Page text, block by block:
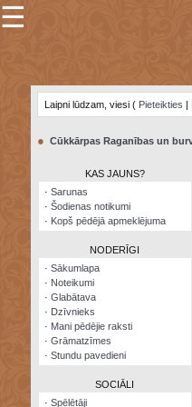
×
Šodienas
Visatcera
almanahs
☰
Laipni lūdzam, viesi ( Pieteikties |
● Cūkkārpas Raganības un
KAS JAUNS?
· Sarunas
· Šodienas notikumi
· Kopš pēdējā apmeklējuma
NODERĪGI
· Sākumlapa
· Noteikumi
· Glabātava
· Dzīvnieks
· Mani pēdējie raksti
· Grāmatzīmes
· Stundu pavedieni
SOCIĀLI
· Spēlētāji